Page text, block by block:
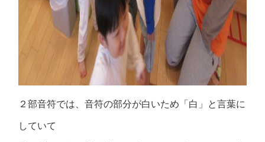
２部音符では、音符の部分が白いため「白」と言葉に
していて